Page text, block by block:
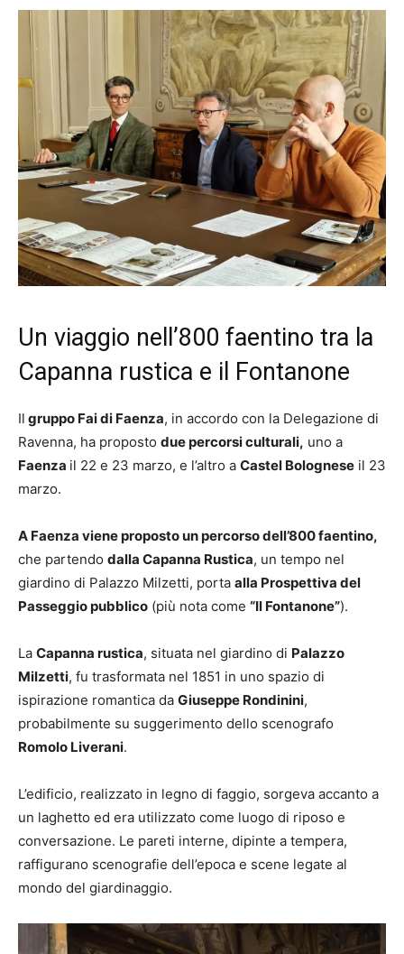
Un viaggio nell’800 faentino tra la
Capanna rustica e il Fontanone
Il gruppo Fai di Faenza, in accordo con la Delegazione di
Ravenna, ha proposto due percorsi culturali, uno a
Faenza il 22 e 23 marzo, e l’altro a Castel Bolognese il 23
marzo.
A Faenza viene proposto un percorso dell’800 faentino,
che partendo dalla Capanna Rustica, un tempo nel
giardino di Palazzo Milzetti, porta alla Prospettiva del
Passeggio pubblico (più nota come “Il Fontanone”).
La Capanna rustica, situata nel giardino di Palazzo
Milzetti, fu trasformata nel 1851 in uno spazio di
ispirazione romantica da Giuseppe Rondinini,
probabilmente su suggerimento dello scenografo
Romolo Liverani.
L’edificio, realizzato in legno di faggio, sorgeva accanto a
un laghetto ed era utilizzato come luogo di riposo e
conversazione. Le pareti interne, dipinte a tempera,
raffigurano scenografie dell’epoca e scene legate al
mondo del giardinaggio.